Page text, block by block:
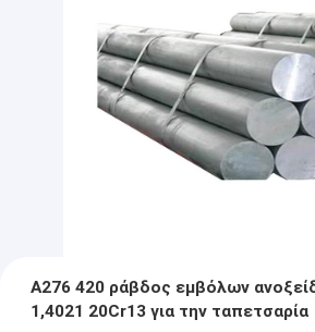
A276 420 ράβδος εμβόλων
1,4021 20Cr13 για την ταπετσαρία